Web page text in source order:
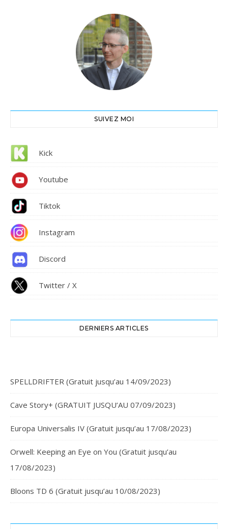
SUIVEZ MOI
Kick
Youtube
Tiktok
Instagram
Discord
Twitter / X
DERNIERS ARTICLES
SPELLDRIFTER (Gratuit jusqu’au 14/09/2023)
Cave Story+ (GRATUIT JUSQU’AU 07/09/2023)
Europa Universalis IV (Gratuit jusqu’au 17/08/2023)
Orwell: Keeping an Eye on You (Gratuit jusqu’au
17/08/2023)
Bloons TD 6 (Gratuit jusqu’au 10/08/2023)